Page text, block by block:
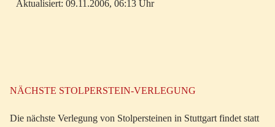
Aktualisiert: 09.11.2006, 06:13 Uhr
NÄCHSTE STOLPERSTEIN-VERLEGUNG
Die nächste Verlegung von Stolpersteinen in Stuttgart findet statt